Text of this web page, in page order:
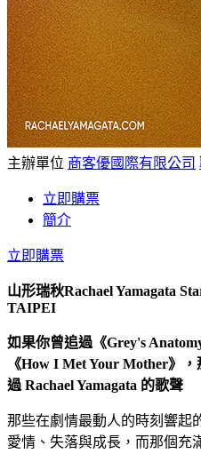
主辦單位 商客優國際有限公司
立即購票
簡介
立即購票
山形瑞秋Rachael Yamagata
TAIPEI
如果你曾追過《Grey's
《How I Met Your Mother》
過 Rachael Yamagata 的歌聲
那些在劇情最動人的時刻響起
愛情、失落與成長，而那個充